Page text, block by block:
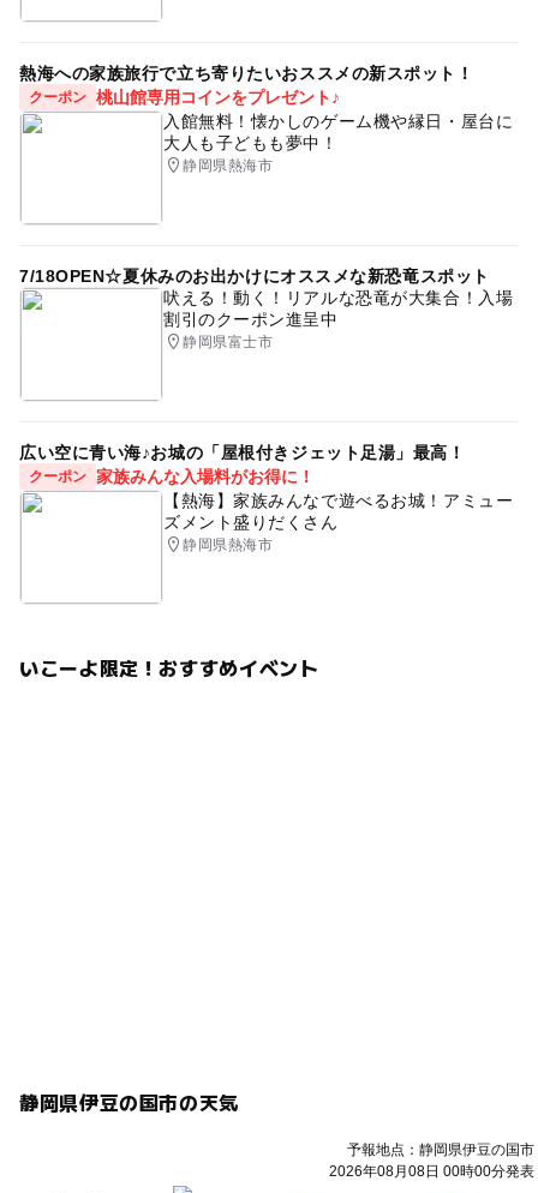
熱海への家族旅行で立ち寄りたいおススメの新スポット！
クーポン 桃山館専用コインをプレゼント♪
入館無料！懐かしのゲーム機や縁日・屋台に
大人も子どもも夢中！
静岡県熱海市
7/18OPEN☆夏休みのお出かけにオススメな新恐竜スポット
吠える！動く！リアルな恐竜が大集合！入場
割引のクーポン進呈中
静岡県富士市
広い空に青い海♪お城の「屋根付きジェット足湯」最高！
クーポン 家族みんな入場料がお得に！
【熱海】家族みんなで遊べるお城！アミュー
ズメント盛りだくさん
静岡県熱海市
いこーよ限定！おすすめイベント
静岡県伊豆の国市の天気
予報地点：静岡県伊豆の国市
2026年08月08日 00時00分発表